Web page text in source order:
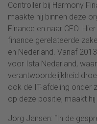
Controller bij Harmony
maakte hij binnen deze
Finance en naar CFO.
finance gerelateerde
en Nederland. Vanaf
voor Ista Nederland,
verantwoordelijkheid
ook de IT-afdeling onder
op deze positie, maakt
Jorg Jansen: “In de